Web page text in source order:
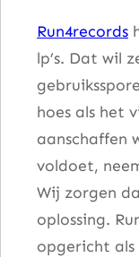
Run4records
lp’s. Dat wil
hoes als het
aanschaffen
voldoet,
Wij zorgen
oplossing.
opgericht als